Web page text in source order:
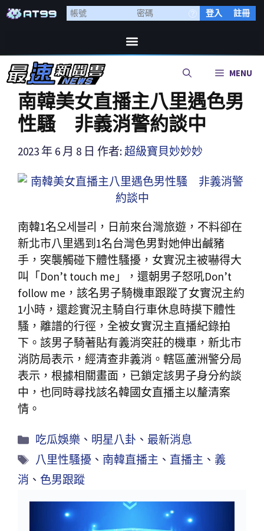
登入 註冊
MENU
南韓美女直播主八里遇色男
性騷 非義消警約談中
2023 年 6 月 8 日 作者: 超級寶貝妙妙妙
南韓1名오세블리，日前來台灣旅遊，不料卻在
新北市八里遇到1名台灣色男對她伸出鹹豬
手，突襲觸碰下體性騷擾，女實況主被嚇得大
叫「Don’t touch me」，還朝男子怒吼Don’t
follow me，該名男子騎機車跟蹤了女實況主約
1小時，還趁實況主騎自行車休息時摸下體性
騷，離譜的行徑，全被女實況主直播紀錄拍
下。該男子騎著貼有義消突莊的機車，新北市
消防局表示，經清查非義消。轄區蘆洲警分局
表示，根據相關畫面，已鎖定該男子身分約談
中，也同時尋找該名韓國女直播主以釐清案
情。
吃瓜娛樂 、 明星八卦 、最新消息
八里性騷擾 、 南韓直播主 、 直播主 、 義
消 、 色男跟蹤